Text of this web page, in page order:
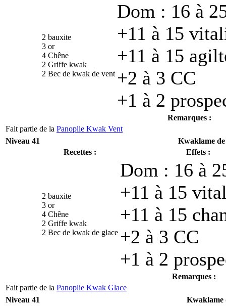
2 bauxite
3 or
4 Chêne
2 Griffe kwak
2 Bec de kwak de vent
Dom : 16 à
+11 à 15
+11 à 15
+2 à 3 CC
+1 à 2
Remarques :
Fait partie de la Panoplie Kwak Vent
Niveau 41
Kwaklame de
Recettes :
Effets :
2 bauxite
3 or
4 Chêne
2 Griffe kwak
2 Bec de kwak de glace
Dom : 16 à
+11 à 15
+11 à 15
+2 à 3 CC
+1 à 2
Remarques :
Fait partie de la Panoplie Kwak Glace
Niveau 41
Kwaklame